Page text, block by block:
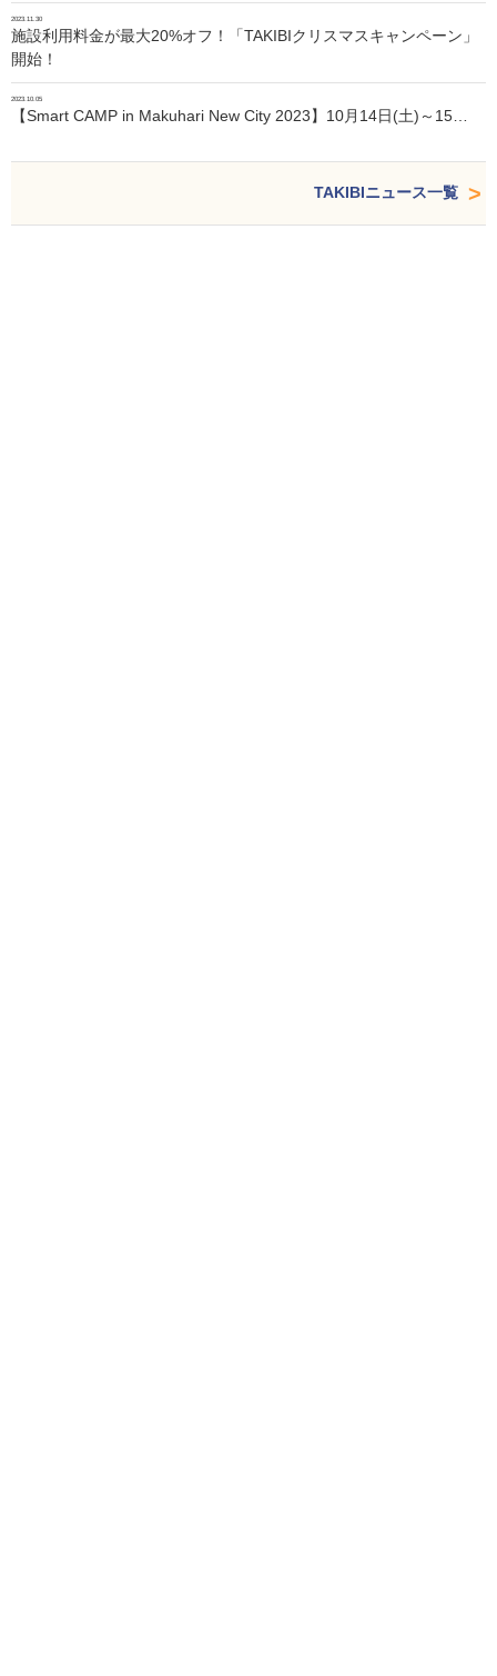
2023.11.30
施設利用料金が最大20%オフ！「TAKIBIクリスマスキャンペーン」
開始！
2023.10.05
【Smart CAMP in Makuhari New City 2023】10月14日(土)～15…
TAKIBIニュース一覧